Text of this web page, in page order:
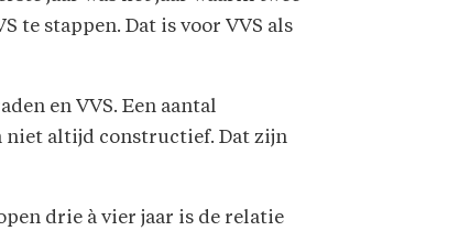
te stappen. Dat is voor VVS als
en VVS. Een aantal
niet altijd constructief. Dat zijn
drie à vier jaar is de relatie